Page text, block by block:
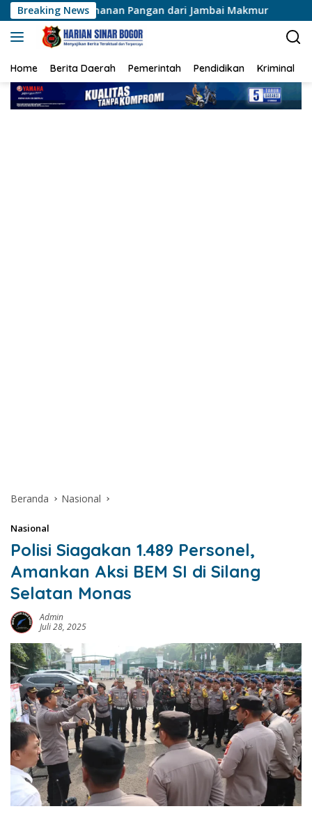
Langsung
ke
konten
Breaking News
Pangan dari Jambai Makmur Muktamar XVI
Home Berita Daerah Pemerintah Pendidikan Kriminal
Beranda Nasional
Nasional
Polisi Siagakan 1.489 Personel,
Amankan Aksi BEM SI di Silang
Selatan Monas
Admin
Juli 28, 2025